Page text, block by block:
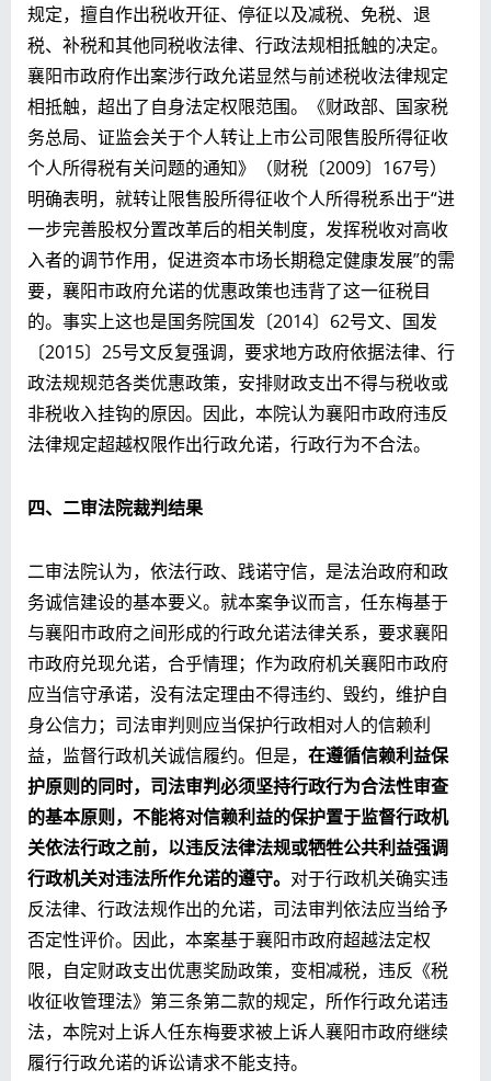
规定，擅自作出税收开征、停征以及减税、免税、退
税、补税和其他同税收法律、行政法规相抵触的决定。
襄阳市政府作出案涉行政允诺显然与前述税收法律规定
相抵触，超出了自身法定权限范围。《财政部、国家税
务总局、证监会关于个人转让上市公司限售股所得征收
个人所得税有关问题的通知》（财税〔2009〕167号）
明确表明，就转让限售股所得征收个人所得税系出于“进
一步完善股权分置改革后的相关制度，发挥税收对高收
入者的调节作用，促进资本市场长期稳定健康发展”的需
要，襄阳市政府允诺的优惠政策也违背了这一征税目
的。事实上这也是国务院国发〔2014〕62号文、国发
〔2015〕25号文反复强调，要求地方政府依据法律、行
政法规规范各类优惠政策，安排财政支出不得与税收或
非税收入挂钩的原因。因此，本院认为襄阳市政府违反
法律规定超越权限作出行政允诺，行政行为不合法。
四、二审法院裁判结果
二审法院认为，依法行政、践诺守信，是法治政府和政
务诚信建设的基本要义。就本案争议而言，任东梅基于
与襄阳市政府之间形成的行政允诺法律关系，要求襄阳
市政府兑现允诺，合乎情理；作为政府机关襄阳市政府
应当信守承诺，没有法定理由不得违约、毁约，维护自
身公信力；司法审判则应当保护行政相对人的信赖利
益，监督行政机关诚信履约。但是， 在遵循信赖利益保
护原则的同时，司法审判必须坚持行政行为合法性审查
的基本原则，不能将对信赖利益的保护置于监督行政机
关依法行政之前，以违反法律法规或牺牲公共利益强调
行政机关对违法所作允诺的遵守。 对于行政机关确实违
反法律、行政法规作出的允诺，司法审判依法应当给予
否定性评价。因此，本案基于襄阳市政府超越法定权
限，自定财政支出优惠奖励政策，变相减税，违反《税
收征收管理法》第三条第二款的规定，所作行政允诺违
法，本院对上诉人任东梅要求被上诉人襄阳市政府继续
履行行政允诺的诉讼请求不能支持。